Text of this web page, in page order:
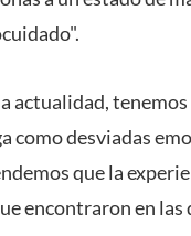
actualidad,
como desviadas
que la
encontraron en las